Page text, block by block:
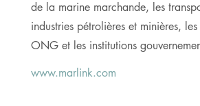
de la marine marchande, les
industries pétrolières et minières,
ONG et les institutions
www.marlink.com